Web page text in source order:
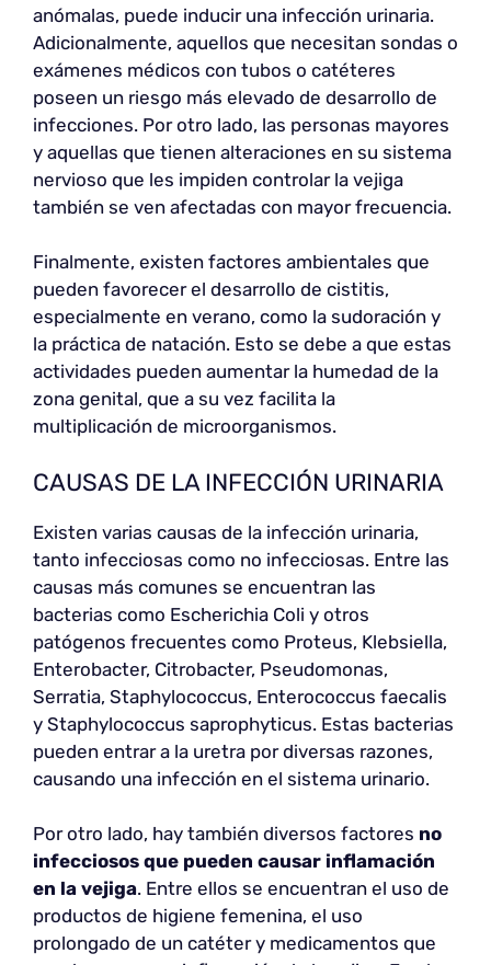
anómalas, puede inducir una infección urinaria.
Adicionalmente, aquellos que necesitan sondas o
exámenes médicos con tubos o catéteres
poseen un riesgo más elevado de desarrollo de
infecciones. Por otro lado, las personas mayores
y aquellas que tienen alteraciones en su sistema
nervioso que les impiden controlar la vejiga
también se ven afectadas con mayor frecuencia.
Finalmente, existen factores ambientales que
pueden favorecer el desarrollo de cistitis,
especialmente en verano, como la sudoración y
la práctica de natación. Esto se debe a que estas
actividades pueden aumentar la humedad de la
zona genital, que a su vez facilita la
multiplicación de microorganismos.
CAUSAS DE LA INFECCIÓN URINARIA
Existen varias causas de la infección urinaria,
tanto infecciosas como no infecciosas. Entre las
causas más comunes se encuentran las
bacterias como Escherichia Coli y otros
patógenos frecuentes como Proteus, Klebsiella,
Enterobacter, Citrobacter, Pseudomonas,
Serratia, Staphylococcus, Enterococcus faecalis
y Staphylococcus saprophyticus. Estas bacterias
pueden entrar a la uretra por diversas razones,
causando una infección en el sistema urinario.
Por otro lado, hay también diversos factores no
infecciosos que pueden causar inflamación
en la vejiga. Entre ellos se encuentran el uso de
productos de higiene femenina, el uso
prolongado de un catéter y medicamentos que